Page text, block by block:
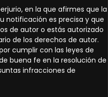
en la que afirmes que la
notificación es precisa y que
de autor o estás autorizado
de los derechos de autor.
por cumplir con las leyes de
buena fe en la resolución de
infracciones de